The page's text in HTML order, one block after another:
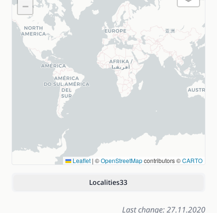
−
Leaflet | ©OpenStreetMapcontributors ©CARTO
Localities33
Last change: 27.11.2020